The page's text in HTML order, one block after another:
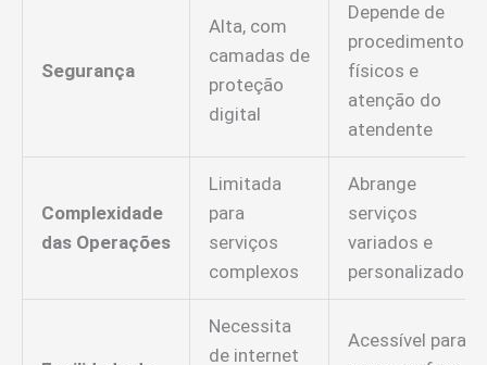
Segurança
Alta, com
camadas de
proteção
digital
Depende de
procedimentos
físicos e
atenção do
atendente
Complexidade
das Operações
Limitada
para
serviços
complexos
Abrange
serviços
variados e
personalizados
Necessita
de internet
Acessível para